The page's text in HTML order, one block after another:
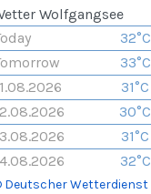
Wolfgangsee
32°C
33°C
31°C
30°C
31°C
32°C
Deutscher Wetterdienst